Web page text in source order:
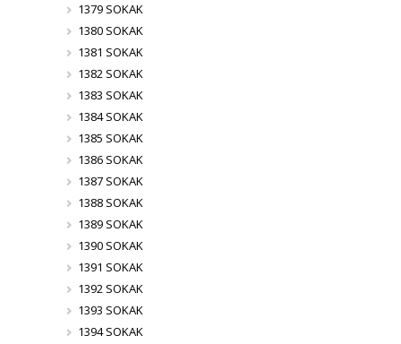
1379 SOKAK
1380 SOKAK
1381 SOKAK
1382 SOKAK
1383 SOKAK
1384 SOKAK
1385 SOKAK
1386 SOKAK
1387 SOKAK
1388 SOKAK
1389 SOKAK
1390 SOKAK
1391 SOKAK
1392 SOKAK
1393 SOKAK
1394 SOKAK